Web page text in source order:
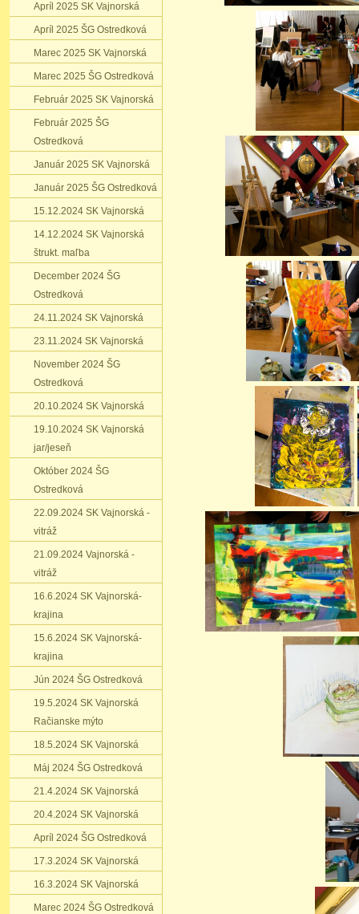
Apríl 2025 SK Vajnorská
Apríl 2025 ŠG Ostredková
Marec 2025 SK Vajnorská
Marec 2025 ŠG Ostredková
Február 2025 SK Vajnorská
Február 2025 ŠG
Ostredková
Január 2025 SK Vajnorská
Január 2025 ŠG Ostredková
15.12.2024 SK Vajnorská
14.12.2024 SK Vajnorská
štrukt. maľba
December 2024 ŠG
Ostredková
24.11.2024 SK Vajnorská
23.11.2024 SK Vajnorská
November 2024 ŠG
Ostredková
20.10.2024 SK Vajnorská
19.10.2024 SK Vajnorská
jar/jeseň
Október 2024 ŠG
Ostredková
22.09.2024 SK Vajnorská -
vitráž
21.09.2024 Vajnorská -
vitráž
16.6.2024 SK Vajnorská-
krajina
15.6.2024 SK Vajnorská-
krajina
Jún 2024 ŠG Ostredková
19.5.2024 SK Vajnorská
Račianske mýto
18.5.2024 SK Vajnorská
Máj 2024 ŠG Ostredková
21.4.2024 SK Vajnorská
20.4.2024 SK Vajnorská
Apríl 2024 ŠG Ostredková
17.3.2024 SK Vajnorská
16.3.2024 SK Vajnorská
Marec 2024 ŠG Ostredková